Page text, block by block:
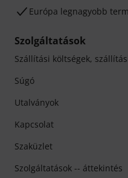
Európa legnagyobb
Szolgáltatások
Szállítási költségek,
Súgó
Utalványok
Kapcsolat
Szaküzlet
Szolgáltatások -- áttekintés